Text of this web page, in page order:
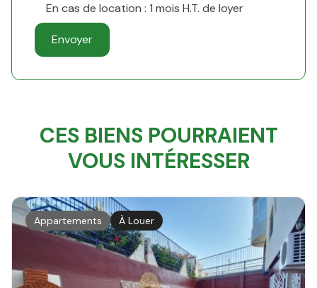
En cas de location : 1 mois H.T. de loyer
CES BIENS POURRAIENT
VOUS INTÉRESSER
Appartements À Louer